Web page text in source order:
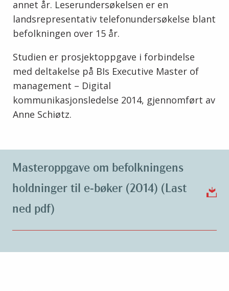
annet år. Leserundersøkelsen er en
landsrepresentativ telefonundersøkelse blant
befolkningen over 15 år.
Studien er prosjektoppgave i forbindelse
med deltakelse på BIs Executive Master of
management – Digital
kommunikasjonsledelse 2014, gjennomført av
Anne Schiøtz.
Masteroppgave om befolkningens
holdninger til e-bøker (2014) (Last
ned pdf)